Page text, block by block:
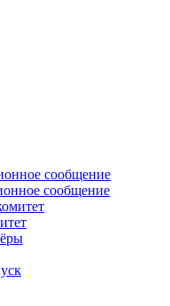
сообщение
сообщение